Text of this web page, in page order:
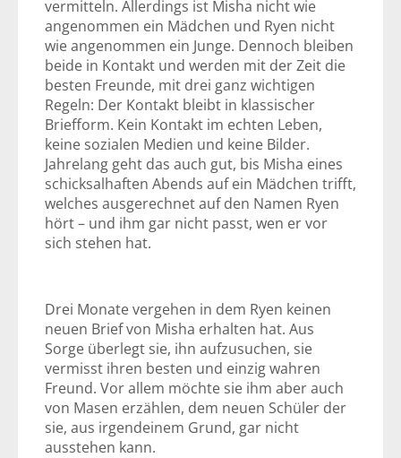
vermitteln. Allerdings ist Misha nicht wie
angenommen ein Mädchen und Ryen nicht
wie angenommen ein Junge. Dennoch bleiben
beide in Kontakt und werden mit der Zeit die
besten Freunde, mit drei ganz wichtigen
Regeln: Der Kontakt bleibt in klassischer
Briefform. Kein Kontakt im echten Leben,
keine sozialen Medien und keine Bilder.
Jahrelang geht das auch gut, bis Misha eines
schicksalhaften Abends auf ein Mädchen trifft,
welches ausgerechnet auf den Namen Ryen
hört – und ihm gar nicht passt, wen er vor
sich stehen hat.
Drei Monate vergehen in dem Ryen keinen
neuen Brief von Misha erhalten hat. Aus
Sorge überlegt sie, ihn aufzusuchen, sie
vermisst ihren besten und einzig wahren
Freund. Vor allem möchte sie ihm aber auch
von Masen erzählen, dem neuen Schüler der
sie, aus irgendeinem Grund, gar nicht
ausstehen kann.